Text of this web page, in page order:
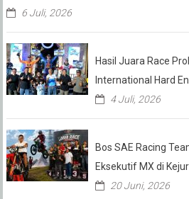
6 Juli, 2026
Hasil Juara Race
International Hard
4 Juli, 2026
Bos SAE Racing
Eksekutif MX di
20 Juni, 2026